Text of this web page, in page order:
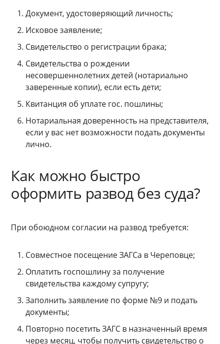
Документ, удостоверяющий личность;
Исковое заявление;
Свидетельство о регистрации брака;
Свидетельства о рождении
несовершеннолетних детей (нотариально
заверенные копии), если есть дети;
Квитанция об уплате гос. пошлины;
Нотариальная доверенность на представителя,
если у вас нет возможности подать документы
лично.
Как можно быстро
оформить развод без суда?
При обоюдном согласии на развод требуется:
Совместное посещение ЗАГСа в Череповце;
Оплатить госпошлину за получение
свидетельства каждому супругу;
Заполнить заявление по форме №9 и подать
документы;
Повторно посетить ЗАГС в назначенный время
через месяц, чтобы получить свидетельство о